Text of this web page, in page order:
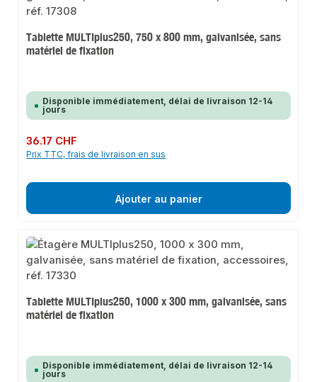
Tablette MULTIplus250, 750 x 800 mm, galvanisée, sans
matériel de fixation
Disponible immédiatement, délai de livraison 12-14
jours
Prix régulier :
36.17 CHF
Prix TTC, frais de livraison en sus
Ajouter au panier
Tablette MULTIplus250, 1000 x 300 mm, galvanisée, sans
matériel de fixation
Disponible immédiatement, délai de livraison 12-14
jours